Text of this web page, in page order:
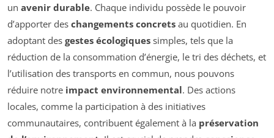
un avenir durable. Chaque individu possède le pouvoir
d’apporter des changements concrets au quotidien. En
adoptant des gestes écologiques simples, tels que la
réduction de la consommation d’énergie, le tri des déchets, et
l’utilisation des transports en commun, nous pouvons
réduire notre impact environnemental. Des actions
locales, comme la participation à des initiatives
communautaires, contribuent également à la préservation